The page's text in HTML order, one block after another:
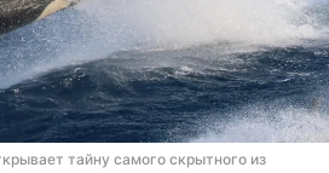
тайну самого скрытного из